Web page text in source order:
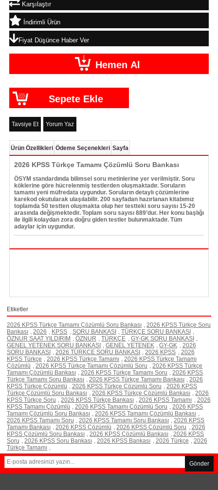
Karşılaştır
İndirimli Ürün
Fiyat Düşünce Haber Ver
Tavsiye Et Yorum Yaz
Ürün Özellikleri Ödeme Seçenekleri Sayfa
2026 KPSS Türkçe Tamamı Çözümlü Soru Bankası
ÖSYM standardında bilimsel soru metinlerine yer verilmiştir. Soru
köklerine göre hücrelenmiş testlerden oluşmaktadır. Soruların
tamamı yeni müfredata uygundur. Soruların detaylı çözümlerine
karekod okutularak ulaşılabilir. 200 sayfadan hazırlanan kitabımız
toplamda 50 testten oluşmakta olup her testteki soru sayısı 15-20
arasında değişmektedir. Toplam soru sayısı 889’dur. Her konu başlığı
ile ilgili kolaydan zora doğru giden testler bulunmaktadır. Tüm
adaylar için uygundur.
Etiketler
2026 KPSS Türkçe Tamamı Çözümlü Soru Bankası , 2026 KPSS Türkçe Soru
Bankası , 2026 , KPSS , SORU BANKASI , TÜRKÇE SORU BANKASI ,
ÖZNUR SAAT YILDIRIM , ÖZNUR , TÜRKÇE , GY-GK SORU BANKASI ,
GENEL YETENEK SORU BANKASI , GENEL YETENEK , GY-GK , 2026
SORU BANKASI , 2026 TÜRKÇE SORU BANKASI , 2026 KPSS , 2026
KPSS Türkçe , 2026 KPSS Türkçe Tamamı , 2026 KPSS Türkçe Tamamı
Çözümlü , 2026 KPSS Türkçe Tamamı Çözümlü Soru , 2026 KPSS Türkçe
Tamamı Çözümlü Bankası , 2026 KPSS Türkçe Tamamı Soru , 2026 KPSS
Türkçe Tamamı Soru Bankası , 2026 KPSS Türkçe Tamamı Bankası , 2026
KPSS Türkçe Çözümlü , 2026 KPSS Türkçe Çözümlü Soru , 2026 KPSS
Türkçe Çözümlü Soru Bankası , 2026 KPSS Türkçe Çözümlü Bankası , 2026
KPSS Türkçe Soru , 2026 KPSS Türkçe Bankası , 2026 KPSS Tamamı , 2026
KPSS Tamamı Çözümlü , 2026 KPSS Tamamı Çözümlü Soru , 2026 KPSS
Tamamı Çözümlü Soru Bankası , 2026 KPSS Tamamı Çözümlü Bankası ,
2026 KPSS Tamamı Soru , 2026 KPSS Tamamı Soru Bankası , 2026 KPSS
Tamamı Bankası , 2026 KPSS Çözümlü , 2026 KPSS Çözümlü Soru , 2026
KPSS Çözümlü Soru Bankası , 2026 KPSS Çözümlü Bankası , 2026 KPSS
Soru , 2026 KPSS Soru Bankası , 2026 KPSS Bankası , 2026 Türkçe , 2026
Türkçe Tamamı ,
Gönder